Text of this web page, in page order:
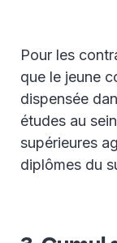
Pour les
que le jeune
dispensée
études au
supérieures
diplômes du